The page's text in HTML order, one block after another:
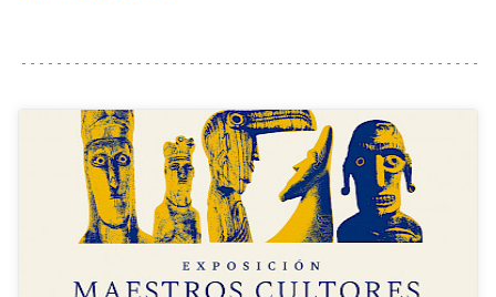
Vinculación
Universidad
Información para keyboard_arrow_down